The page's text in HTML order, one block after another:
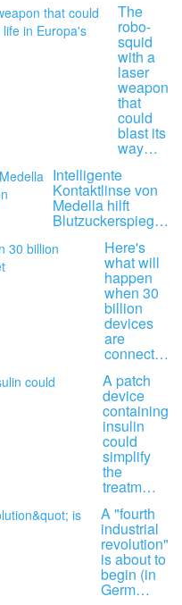
The
robo-
squid
with a
laser
weapon
that
could
blast its
way…
Intelligente
Kontaktlinse von
Medella hilft
Blutzuckerspieg…
Here's
what will
happen
when 30
billion
devices
are
connect…
A patch
device
containing
insulin
could
simplify
the
treatm…
A "fourth
industrial
revolution"
is about to
begin (in
Germ…